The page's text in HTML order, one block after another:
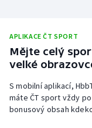
APLIKACE ČT SPORT
Mějte celý
velké
S mobilní aplikací,
máte ČT sport vždy
bonusový obsah